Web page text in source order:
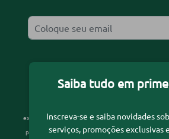
Desejo receber o
experiência de navegação. Para mais informações
pessoais, acesse nossaPolítica de Privacidade. Você
Saiba tudo em
Inscreva-se e saiba novidades
serviços, promoções exclusivas